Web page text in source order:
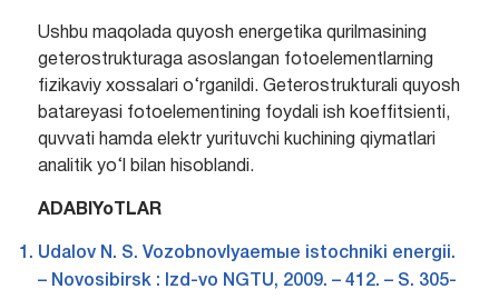
Ushbu maqolada quyosh energetika qurilmasining
geterostrukturaga asoslangan fotoelementlarning
fizikaviy xossalari o‘rganildi. Geterostrukturali quyosh
batareyasi fotoelementining foydali ish koeffitsienti,
quvvati hamda elektr yurituvchi kuchining qiymatlari
analitik yo‘l bilan hisoblandi.
ADABIYoTLAR
Udalov N. S. Vozobnovlyaemыe istochniki energii.
– Novosibirsk : Izd-vo NGTU, 2009. – 412. – S. 305-